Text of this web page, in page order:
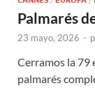
Palmarés
23 mayo, 2026 -
Cerramos la 79
palmarés